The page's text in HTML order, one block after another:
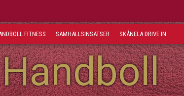
FITNESS SAMHÄLLSINSATSER SKÅNELA DRIVE IN